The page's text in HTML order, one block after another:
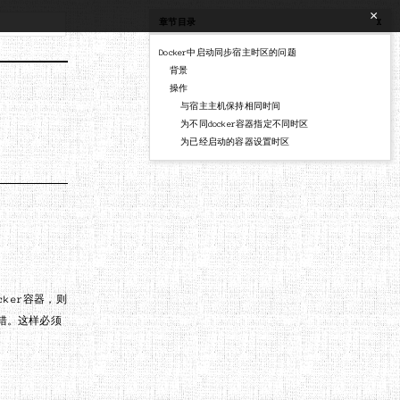
章节目录 X
Docker中启动同步宿主时区的问题
背景
操作
与宿主主机保持相同时间
为不同docker容器指定不同时区
为已经启动的容器设置时区
容器，则
。这样必须
×